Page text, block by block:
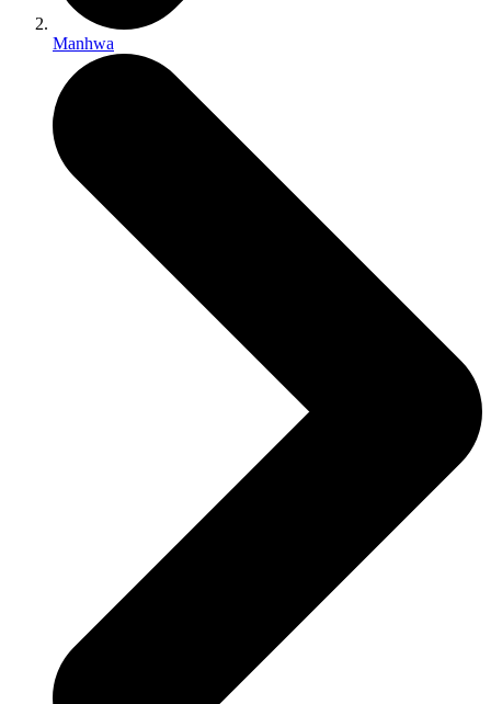
Manhwa